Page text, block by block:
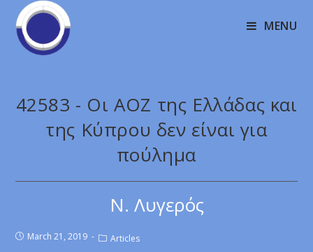
MENU
42583 - Οι ΑΟΖ της Ελλάδας και
της Κύπρου δεν είναι για
πούλημα
Ν. Λυγερός
March 21, 2019 Articles